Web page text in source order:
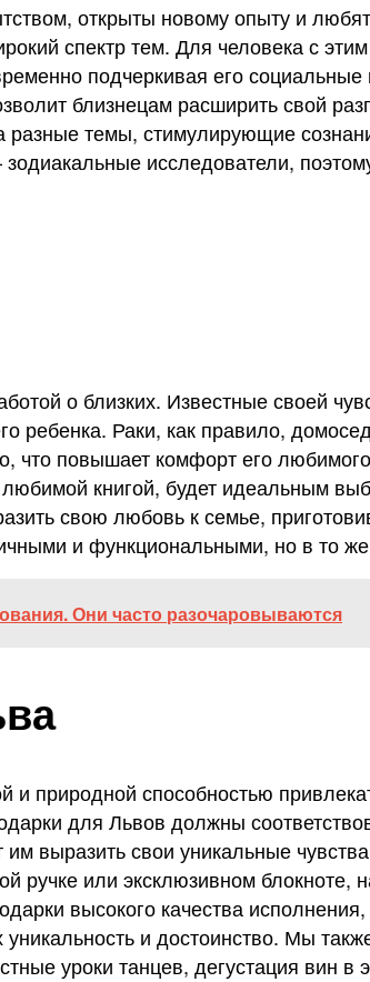
открыты новому опыту и
спектр тем. Для человека с
подчеркивая его
близнецам расширить свой
темы, стимулирующие
исследователи,
о близких. Известные своей
ребенка. Раки, как правило,
что повышает комфорт его
любимой книгой, будет идеальным
свою любовь к семье,
и функциональными, но в то
Они часто разочаровываются
и природной способностью
для Львов должны
выразить свои уникальные
или эксклюзивном блокноте,
высокого качества
и достоинство. Мы
уроки танцев, дегустация вин